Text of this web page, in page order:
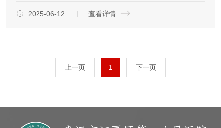
2025-06-12 查看详情
上一页 1 下一页